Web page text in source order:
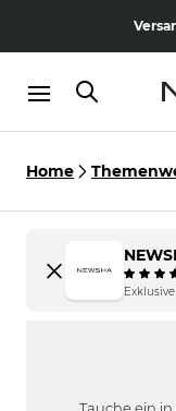
Member werden &
Home
DUFT
FILTER
Süß /
Frisch /
Nein